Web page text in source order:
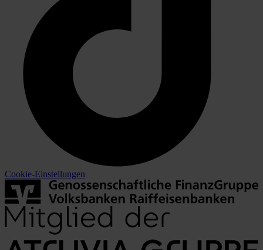
Cookie-Einstellungen